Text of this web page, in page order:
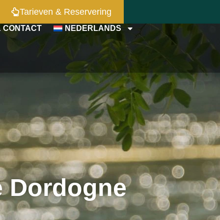
Tarieven & Reservering
CONTACT NEDERLANDS
Dordogne